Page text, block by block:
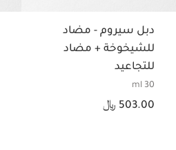
دبل سيروم - مضاد
للشيخوخة + مضاد
للتجاعيد
30 ml
السعر الحالي هو 503.00 ﷼
503.00 ﷼